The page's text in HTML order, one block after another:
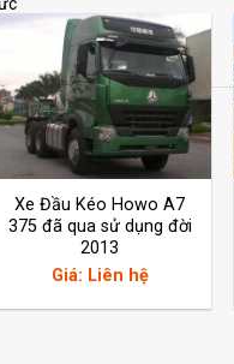
Xe Đầu Kéo Howo A7
375 đã qua sử dụng đời
2013
Giá: Liên hệ